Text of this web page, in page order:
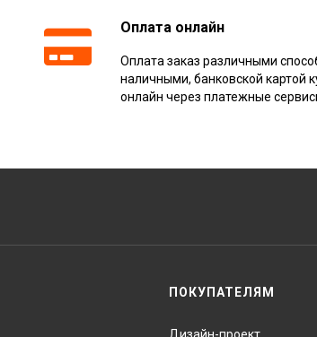
Оплата онлайн
Оплата заказ различными
наличными, банковской картой
онлайн через платежные
ПОКУПАТЕЛЯМ